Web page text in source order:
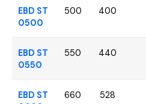
EBD ST
0500
500 400
EBD ST
0550
550 440
EBD ST
660 528